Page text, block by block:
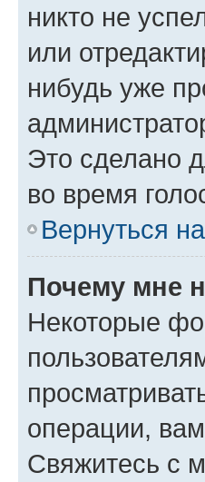
никто не
или
нибудь уже
Это сделано
во время
Вернуться
Почему мне
Некоторые
операции,
Свяжитесь с